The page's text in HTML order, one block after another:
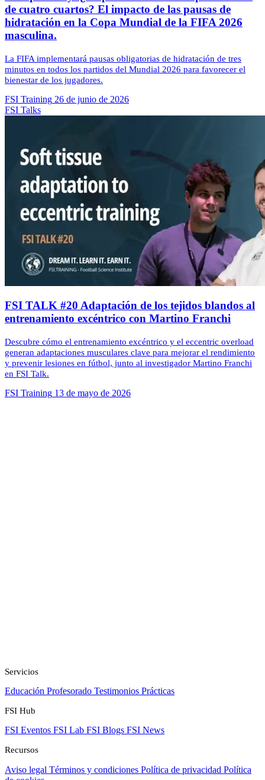
de cuatro cuartos? El impacto de las pausas de
hidratación en la Copa Mundial de la FIFA 2026
masculina.
La FIFA implementará pausas obligatorias de hidratación de tres
minutos en todos los partidos del Mundial 2026 para favorecer el
bienestar de los jugadores.
FSI Training 26 de junio de 2026
FSI Talks
FSI TALK #20 Adaptación de los tejidos blandos al
entrenamiento excéntrico con Martino Franchi
Descubre cómo el entrenamiento excéntrico y el eccentric overload
generan adaptaciones musculares clave para mejorar el rendimiento
y prevenir lesiones en fútbol, junto al investigador Martino Franchi
en FSI Talk.
FSI Training 13 de mayo de 2026
Servicios
Educación Profesorado Testimonios Prácticas
FSI Hub
FSI Eventos FSI Lab FSI Blogs FSI News
Recursos
Aviso legal Términos y condiciones Política de privacidad Política